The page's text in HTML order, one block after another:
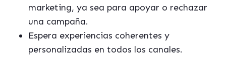
marketing, ya sea para apoyar o rechazar
una campaña.
Espera experiencias coherentes y
personalizadas en todos los canales.